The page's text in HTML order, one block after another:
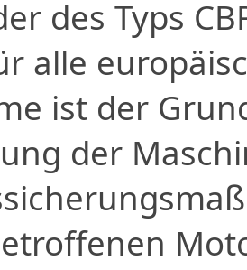
des Typs
alle
ist der
der